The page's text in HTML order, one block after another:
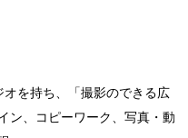
を持ち、「撮影のできる広
ン、コピーワーク、写真・動